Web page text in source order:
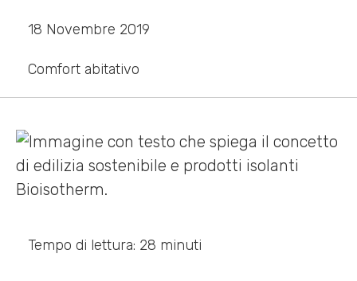
18 Novembre 2019
Comfort abitativo
Tempo di lettura: 28 minuti